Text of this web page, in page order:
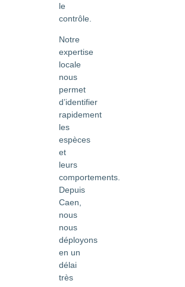
le
contrôle.
Notre
expertise
locale
nous
permet
d’identifier
rapidement
les
espèces
et
leurs
comportements.
Depuis
Caen,
nous
nous
déployons
en un
délai
très